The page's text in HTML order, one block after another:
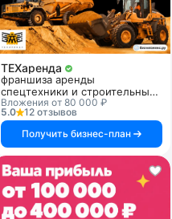
ТЕХаренда
франшиза аренды
спецтехники и строительных
услуг
Вложения от 80 000 ₽
5.0
12 отзывов
Получить бизнес-план